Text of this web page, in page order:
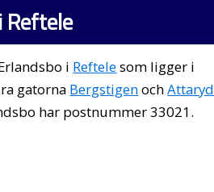
Reftele
i Reftelesom ligger i
gatorna Bergstigenoch
har postnummer 33021.